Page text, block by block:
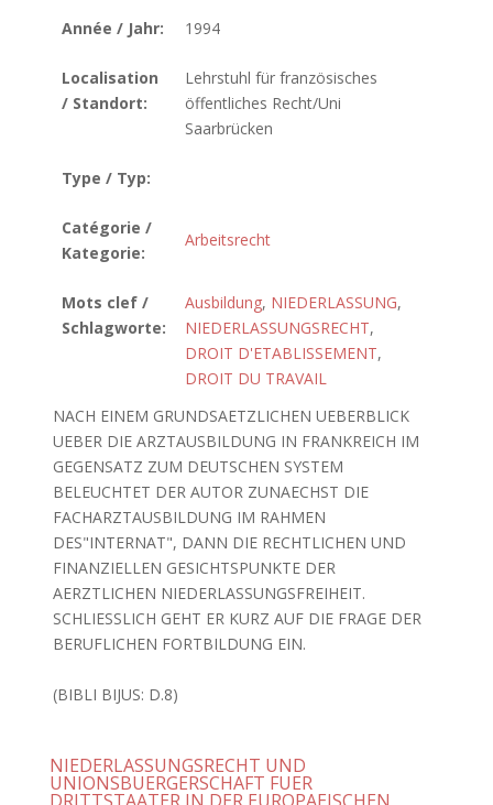
Année / Jahr: 1994
Localisation
/ Standort:
Lehrstuhl für französisches
öffentliches Recht/Uni
Saarbrücken
Type / Typ:
Catégorie /
Kategorie:
Arbeitsrecht
Mots clef /
Schlagworte:
Ausbildung, NIEDERLASSUNG,
NIEDERLASSUNGSRECHT,
DROIT D'ETABLISSEMENT,
DROIT DU TRAVAIL
NACH EINEM GRUNDSAETZLICHEN UEBERBLICK
UEBER DIE ARZTAUSBILDUNG IN FRANKREICH IM
GEGENSATZ ZUM DEUTSCHEN SYSTEM
BELEUCHTET DER AUTOR ZUNAECHST DIE
FACHARZTAUSBILDUNG IM RAHMEN
DES"INTERNAT", DANN DIE RECHTLICHEN UND
FINANZIELLEN GESICHTSPUNKTE DER
AERZTLICHEN NIEDERLASSUNGSFREIHEIT.
SCHLIESSLICH GEHT ER KURZ AUF DIE FRAGE DER
BERUFLICHEN FORTBILDUNG EIN.
(BIBLI BIJUS: D.8)
NIEDERLASSUNGSRECHT UND
UNIONSBUERGERSCHAFT FUER